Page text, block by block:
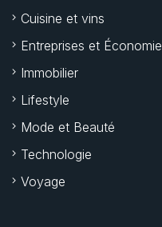
Cuisine et vins
Entreprises et Économie
Immobilier
Lifestyle
Mode et Beauté
Technologie
Voyage